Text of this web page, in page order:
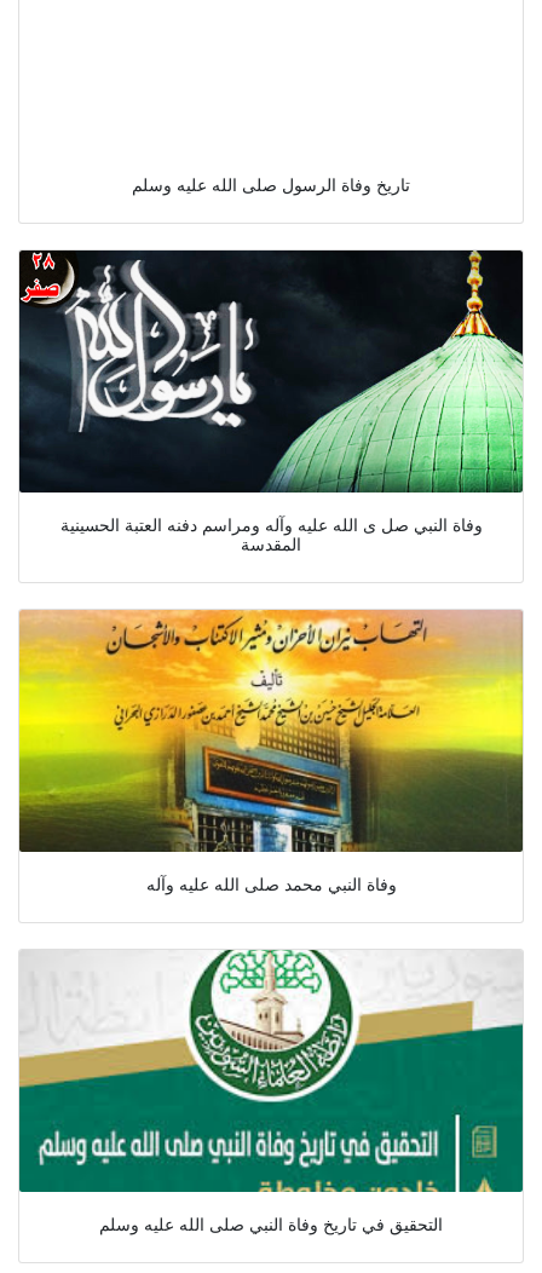
تاريخ وفاة الرسول صلى الله عليه وسلم
وفاة النبي صل ى الله عليه وآله ومراسم دفنه العتبة الحسينية
المقدسة
وفاة النبي محمد صلى الله عليه وآله
التحقيق في تاريخ وفاة النبي صلى الله عليه وسلم